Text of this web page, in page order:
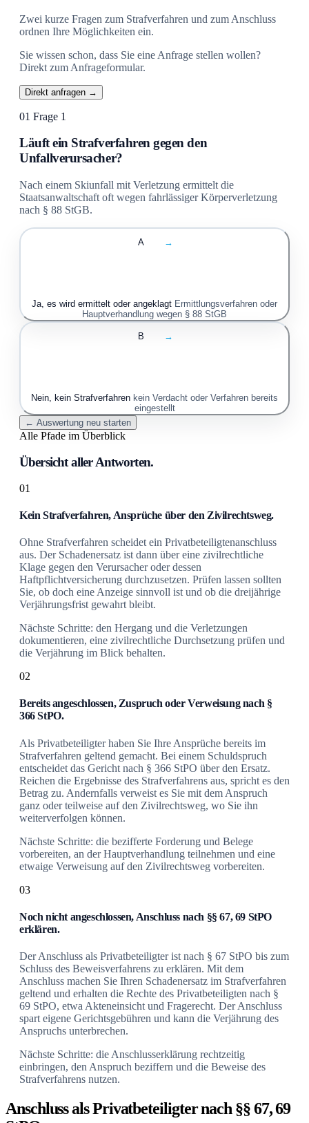
Zwei kurze Fragen zum Strafverfahren und zum Anschluss
ordnen Ihre Möglichkeiten ein.
Sie wissen schon, dass Sie eine Anfrage stellen wollen?
Direkt zum Anfrageformular.
Direkt anfragen →
01 Frage 1
Läuft ein Strafverfahren gegen den
Unfallverursacher?
Nach einem Skiunfall mit Verletzung ermittelt die
Staatsanwaltschaft oft wegen fahrlässiger Körperverletzung
nach § 88 StGB.
A →
Ja, es wird ermittelt oder angeklagt Ermittlungsverfahren oder
Hauptverhandlung wegen § 88 StGB
B →
Nein, kein Strafverfahren kein Verdacht oder Verfahren bereits
eingestellt
← Auswertung neu starten
Alle Pfade im Überblick
Übersicht aller Antworten.
01
Kein Strafverfahren, Ansprüche über den Zivilrechtsweg.
Ohne Strafverfahren scheidet ein Privatbeteiligtenanschluss
aus. Der Schadenersatz ist dann über eine zivilrechtliche
Klage gegen den Verursacher oder dessen
Haftpflichtversicherung durchzusetzen. Prüfen lassen sollten
Sie, ob doch eine Anzeige sinnvoll ist und ob die dreijährige
Verjährungsfrist gewahrt bleibt.
Nächste Schritte: den Hergang und die Verletzungen
dokumentieren, eine zivilrechtliche Durchsetzung prüfen und
die Verjährung im Blick behalten.
02
Bereits angeschlossen, Zuspruch oder Verweisung nach §
366 StPO.
Als Privatbeteiligter haben Sie Ihre Ansprüche bereits im
Strafverfahren geltend gemacht. Bei einem Schuldspruch
entscheidet das Gericht nach § 366 StPO über den Ersatz.
Reichen die Ergebnisse des Strafverfahrens aus, spricht es den
Betrag zu. Andernfalls verweist es Sie mit dem Anspruch
ganz oder teilweise auf den Zivilrechtsweg, wo Sie ihn
weiterverfolgen können.
Nächste Schritte: die bezifferte Forderung und Belege
vorbereiten, an der Hauptverhandlung teilnehmen und eine
etwaige Verweisung auf den Zivilrechtsweg vorbereiten.
03
Noch nicht angeschlossen, Anschluss nach §§ 67, 69 StPO
erklären.
Der Anschluss als Privatbeteiligter ist nach § 67 StPO bis zum
Schluss des Beweisverfahrens zu erklären. Mit dem
Anschluss machen Sie Ihren Schadenersatz im Strafverfahren
geltend und erhalten die Rechte des Privatbeteiligten nach §
69 StPO, etwa Akteneinsicht und Fragerecht. Der Anschluss
spart eigene Gerichtsgebühren und kann die Verjährung des
Anspruchs unterbrechen.
Nächste Schritte: die Anschlusserklärung rechtzeitig
einbringen, den Anspruch beziffern und die Beweise des
Strafverfahrens nutzen.
Anschluss als Privatbeteiligter nach §§ 67, 69